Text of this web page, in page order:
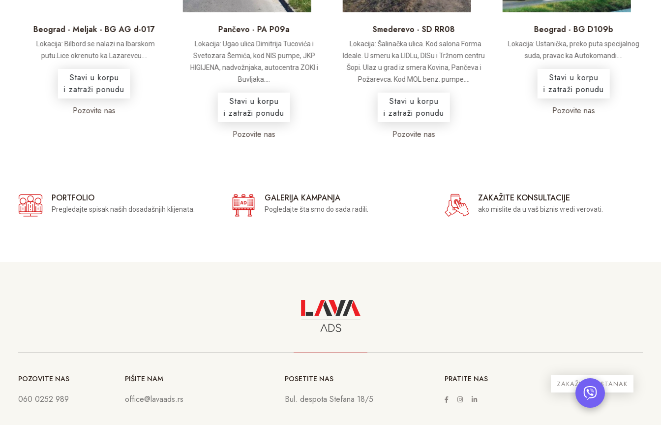
Beograd - Meljak - BG AG d-017
Lokacija: Bilbord se nalazi na Ibarskom
putu.Lice okrenuto ka Lazarevcu....
Stavi u korpu
i zatraži ponudu
Pozovite nas
Pančevo - PA P09a
Lokacija: Ugao ulica Dimitrija Tucovića i
Svetozara Šemića, kod NIS pumpe, JKP
HIGIJENA, nadvožnjaka, autocentra ZOKI i
Buvljaka....
Stavi u korpu
i zatraži ponudu
Pozovite nas
Smederevo - SD RR08
Lokacija: Šalinačka ulica. Kod salona Forma
Ideale. U smeru ka LIDLu, DISu i Tržnom centru
Šopi. Ulaz u grad iz smera Kovina, Pančeva i
Požarevca. Kod MOL benz. pumpe....
Stavi u korpu
i zatraži ponudu
Pozovite nas
Beograd - BG D109b
Lokacija: Ustanička, preko puta specijalnog
suda, pravac ka Autokomandi....
Stavi u korpu
i zatraži ponudu
Pozovite nas
PORTFOLIO
Pregledajte spisak naših dosadašnjih klijenata.
GALERIJA KAMPANJA
Pogledajte šta smo do sada radili.
ZAKAŽITE KONSULTACIJE
ako mislite da u vaš biznis vredi verovati.
POZOVITE NAS
060 0252 989
PIŠITE NAM
office@lavaads.rs
POSETITE NAS
Bul. despota Stefana 18/5
PRATITE NAS
ZAKAŽITE SASTANAK